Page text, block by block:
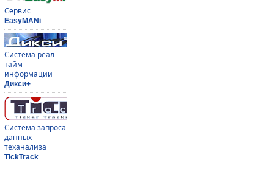
Сервис
EasyMANi
Система реал-
тайм
информации
Дикси+
Система запроса
данных
теханализа
TickTrack